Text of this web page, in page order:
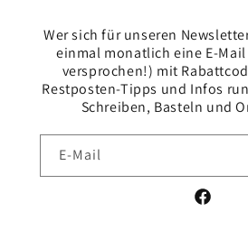
Wer sich für unseren
einmal monatlich eine E-
versprochen!) mit
Restposten-Tipps und Infos
Schreiben, Basteln und
E-Mail
Facebook